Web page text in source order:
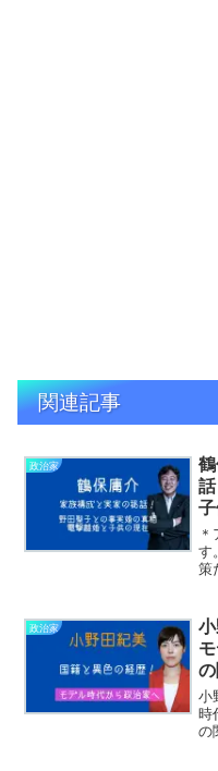
関連記事
政治家
す
策
政治家
小
時
の